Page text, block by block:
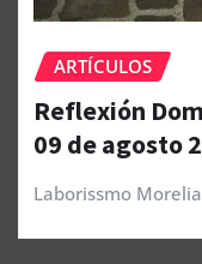
ARTÍCULOS
Reflexión
09 de agosto
Laborissmo Morelia